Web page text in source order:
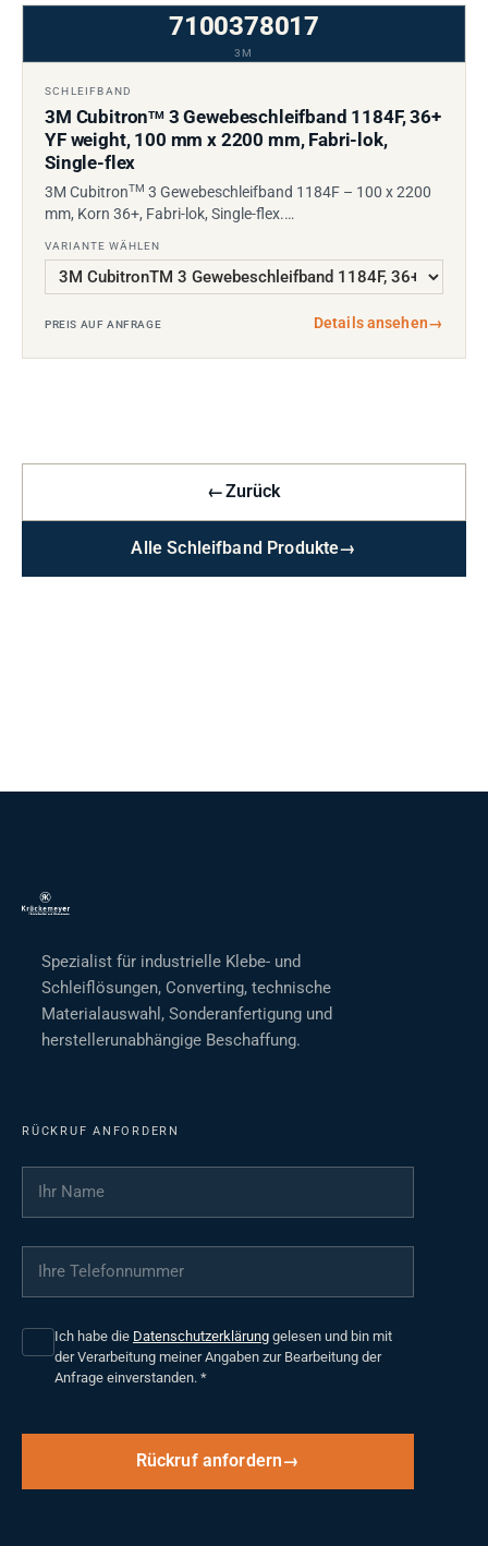
7100378017
3M
SCHLEIFBAND
3M CubitronTM3 Gewebeschleifband 1184F, 36+
YF weight, 100 mm x 2200 mm, Fabri-lok,
Single-flex
3M CubitronTM 3 Gewebeschleifband 1184F – 100 x 2200
mm, Korn 36+, Fabri-lok, Single-flex.…
VARIANTE WÄHLEN
PREIS AUF ANFRAGE Details ansehen→
←Zurück
Alle Schleifband Produkte→
Spezialist für industrielle Klebe- und
Schleiflösungen, Converting, technische
Materialauswahl, Sonderanfertigung und
herstellerunabhängige Beschaffung.
RÜCKRUF ANFORDERN
Ihr Name
Ihre Telefonnummer
Ich habe die Datenschutzerklärung gelesen und bin mit
der Verarbeitung meiner Angaben zur Bearbeitung der
Anfrage einverstanden. *
Rückruf anfordern